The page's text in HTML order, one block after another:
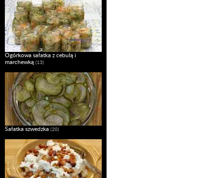
Ogórkowa sałatka z cebulą i
marchewką (13)
Sałatka szwedzka (20)